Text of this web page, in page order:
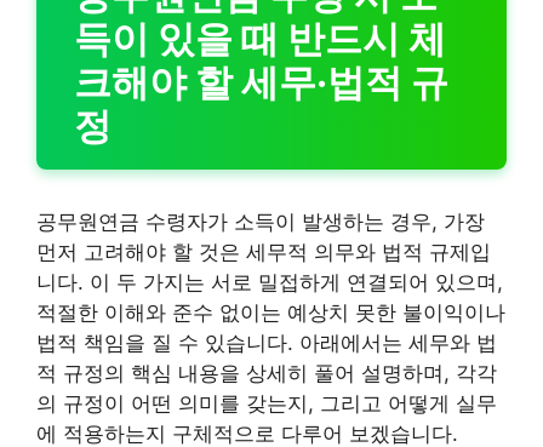
득이 있을 때 반드시 체
크해야 할 세무·법적 규
정
공무원연금 수령자가 소득이 발생하는 경우, 가장
먼저 고려해야 할 것은 세무적 의무와 법적 규제입
니다. 이 두 가지는 서로 밀접하게 연결되어 있으며,
적절한 이해와 준수 없이는 예상치 못한 불이익이나
법적 책임을 질 수 있습니다. 아래에서는 세무와 법
적 규정의 핵심 내용을 상세히 풀어 설명하며, 각각
의 규정이 어떤 의미를 갖는지, 그리고 어떻게 실무
에 적용하는지 구체적으로 다루어 보겠습니다.